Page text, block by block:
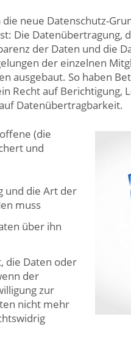
neue Datenschutz-
Die Datenübertragung,
der Daten und die
der einzelnen
ausgebaut. So haben
Recht auf Berichtigung,
Datenübertragbarkeit.
(die
und
und die Art der
muss
über ihn
die Daten oder
der
zur
nicht mehr